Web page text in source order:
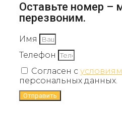
Оставьте номер –
перезвоним.
Имя
Телефон
Согласен с
персональных данных.
Отправить